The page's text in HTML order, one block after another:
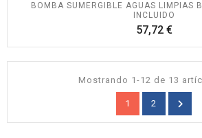
BOMBA SUMERGIBLE AGUAS LIMPIAS
INCLUIDO
57,72 €Precio
Mostrando 1-12 de 13
1 2 